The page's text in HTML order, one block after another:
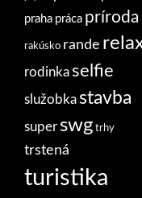
praha práca príroda
rakúsko rande
rodinka selfie
služobka stavba
super swg trhy
trstená
turistika